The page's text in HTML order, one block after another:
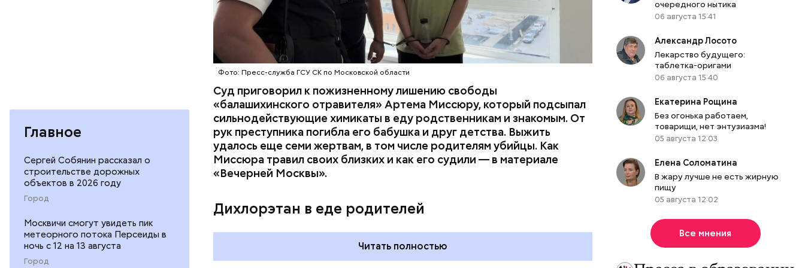
Главное
Сергей Собянин рассказал о
строительстве дорожных
объектов в 2026 году
Город
Москвичи смогут увидеть пик
метеорного потока Персеиды в
ночь с 12 на 13 августа
Город
Фото: Пресс-служба ГСУ СК по Московской области
Суд приговорил к пожизненному лишению свободы
«балашихинского отравителя» Артема Миссюру, который подсыпал
сильнодействующие химикаты в еду родственникам и знакомым. От
рук преступника погибла его бабушка и друг детства. Выжить
удалось еще семи жертвам, в том числе родителям убийцы. Как
Миссюра травил своих близких и как его судили — в материале
«Вечерней Москвы».
Дихлорэтан в еде родителей
Читать полностью
По данному факту СК возбудилуголовное делопо двум статьям:
«Убийство» и «Незаконный оборот оружия». Расследование
уголовного делавзял на контроль
очередного нытика
06 августа 15:41
Александр Лосото
Лекарство будущего:
таблетка-оригами
06 августа 15:40
Екатерина Рощина
Без огонька работаем,
товарищи, нет энтузиазма!
05 августа 12:03
Елена Соломатина
В жару лучше не есть жирную
пищу
05 августа 12:02
Все мнения